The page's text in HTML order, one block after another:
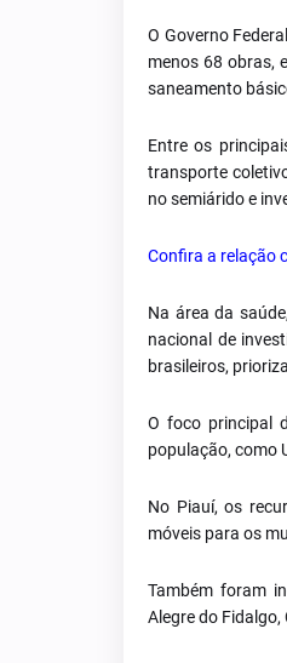
O Governo
menos 68 obras,
saneamento
Entre os
transporte
no semiárido e
Confira a relação
Na área da
nacional de
brasileiros,
O foco principal
população, como
No Piauí, os
móveis para os
Também foram
Alegre do